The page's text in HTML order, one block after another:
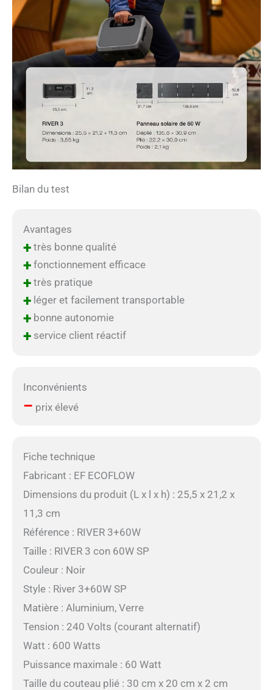
Bilan du test
Avantages
+très bonne qualité
+fonctionnement efficace
+très pratique
+léger et facilement transportable
+bonne autonomie
+service client réactif
Inconvénients
– prix élevé
Fiche technique
Fabricant : EF ECOFLOW
Dimensions du produit (L x l x h) : 25,5 x 21,2 x
11,3 cm
Référence : RIVER 3+60W
Taille : RIVER 3 con 60W SP
Couleur : Noir
Style : River 3+60W SP
Matière : Aluminium, Verre
Tension : 240 Volts (courant alternatif)
Watt : 600 Watts
Puissance maximale : 60 Watt
Taille du couteau plié : 30 cm x 20 cm x 2 cm